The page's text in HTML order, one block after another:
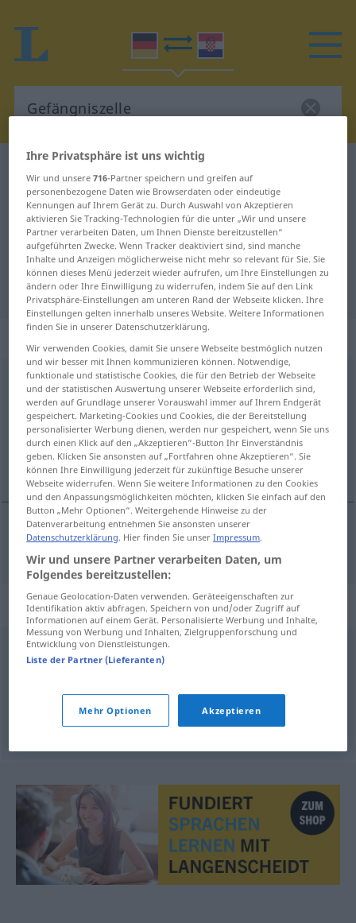
Deutsch-Kroatisch Übersetzung für
"Gefängniszelle"
"Gefängniszelle" Kroatisch
Übersetzung
: Femininum
Gefängniszellef <Gefängniszelle ;-n>
Übersicht aller Übersetzungen
(Für mehr Details die Übersetzung anklicken/antippen)
tamnička ćelija
tamničkaćelija Gefängniszelle
Synonyme für "Gefängniszelle"
Zelle
Gefängnis,Loch (ugs.)
Ihre Privatsphäre ist uns wichtig
Wir und unsere716-Partner speichern und greifen auf
personenbezogene Daten wie Browserdaten oder eindeutige
Kennungen auf Ihrem Gerät zu. Durch Auswahl von Akzeptieren
aktivieren Sie Tracking-Technologien für die unter „Wir und unsere
Partner verarbeiten Daten, um Ihnen Dienste bereitzustellen“
aufgeführten Zwecke. Wenn Tracker deaktiviert sind, sind manche
Inhalte und Anzeigen möglicherweise nicht mehr so relevant für Sie. Sie
können dieses Menü jederzeit wieder aufrufen, um Ihre Einstellungen zu
ändern oder Ihre Einwilligung zu widerrufen, indem Sie auf den Link
Privatsphäre-Einstellungen am unteren Rand der Webseite klicken. Ihre
Einstellungen gelten innerhalb unseres Website. Weitere Informationen
finden Sie in unserer Datenschutzerklärung.
Wir verwenden Cookies, damit Sie unsere Webseite bestmöglich nutzen
und wir besser mit Ihnen kommunizieren können. Notwendige,
funktionale und statistische Cookies, die für den Betrieb der Webseite
und der statistischen Auswertung unserer Webseite erforderlich sind,
werden auf Grundlage unserer Vorauswahl immer auf Ihrem Endgerät
gespeichert. Marketing-Cookies und Cookies, die der Bereitstellung
personalisierter Werbung dienen, werden nur gespeichert, wenn Sie uns
durch einen Klick auf den „Akzeptieren“-Button Ihr Einverständnis
geben. Klicken Sie ansonsten auf „Fortfahren ohne Akzeptieren“. Sie
können Ihre Einwilligung jederzeit für zukünftige Besuche unserer
Webseite widerrufen. Wenn Sie weitere Informationen zu den Cookies
und den Anpassungsmöglichkeiten möchten, klicken Sie einfach auf den
Button „Mehr Optionen“. Weitergehende Hinweise zu der
Datenverarbeitung entnehmen Sie ansonsten unserer
Datenschutzerklärung. Hier finden Sie unserImpressum.
Wir und unsere Partner verarbeiten Daten, um
Folgendes bereitzustellen:
Genaue Geolocation-Daten verwenden. Geräteeigenschaften zur
Identifikation aktiv abfragen. Speichern von und/oder Zugriff auf
Informationen auf einem Gerät. Personalisierte Werbung und Inhalte,
Messung von Werbung und Inhalten, Zielgruppenforschung und
Entwicklung von Dienstleistungen.
Liste der Partner (Lieferanten)
Mehr Optionen Akzeptieren